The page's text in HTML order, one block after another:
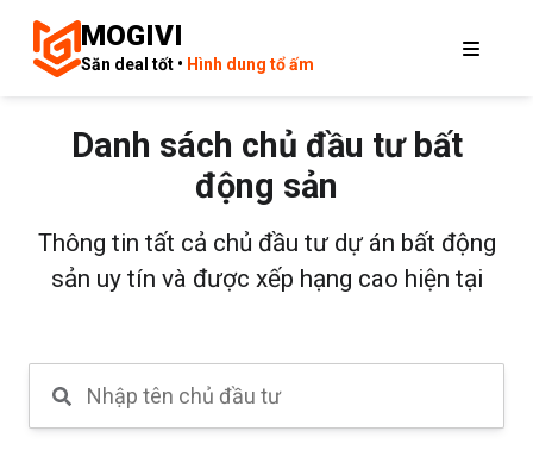
MOGIVI
Săn deal tốt • Hình dung tổ ấm
Danh sách chủ đầu tư bất
động sản
Thông tin tất cả chủ đầu tư dự án bất động
sản uy tín và được xếp hạng cao hiện tại